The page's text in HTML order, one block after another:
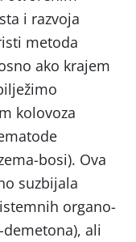
i razvoja
metoda
ako krajem
kolovoza
bosi). Ova
suzbijala
organo-
), ali